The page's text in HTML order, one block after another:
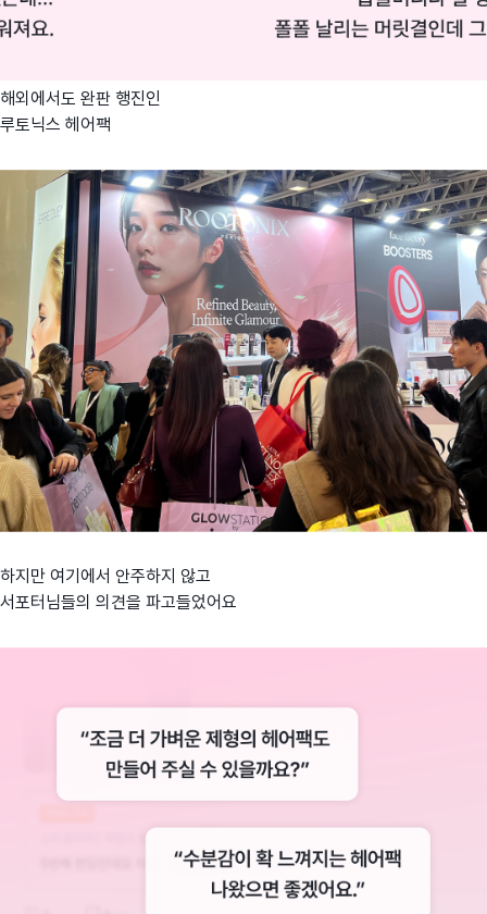
해외에서도 완판 행진인
루토닉스 헤어팩
하지만 여기에서 안주하지 않고
서포터님들의 의견을 파고들었어요